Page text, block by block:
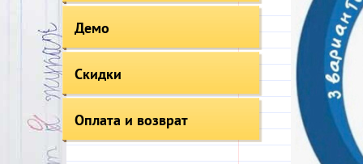
Демо
Скидки
Оплата и возврат